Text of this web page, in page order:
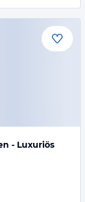
- Luxuriös